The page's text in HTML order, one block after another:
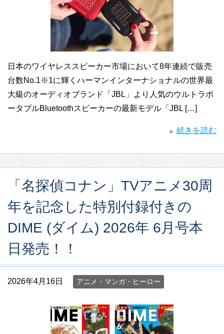
日本のワイヤレススピーカー市場において8年連続で販売
台数No.1※1に輝くハーマンインターナショナルの世界最
大級のオーディオブランド「JBL」より人気のウルトラポ
ータブルBluetoothスピーカーの最新モデル「JBL […]
続きを読む
「名探偵コナン」TVアニメ30周
年を記念した特別付録付きの
DIME (ダイム) 2026年 6月号本
日発売！！
2026年4月16日 アニメ・マンガ・ヒーロー